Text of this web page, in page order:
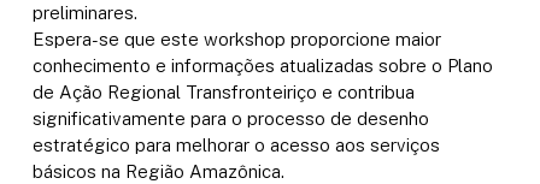
preliminares.
Espera-se que este workshop proporcione maior
conhecimento e informações atualizadas sobre o Plano
de Ação Regional Transfronteiriço e contribua
significativamente para o processo de desenho
estratégico para melhorar o acesso aos serviços
básicos na Região Amazônica.